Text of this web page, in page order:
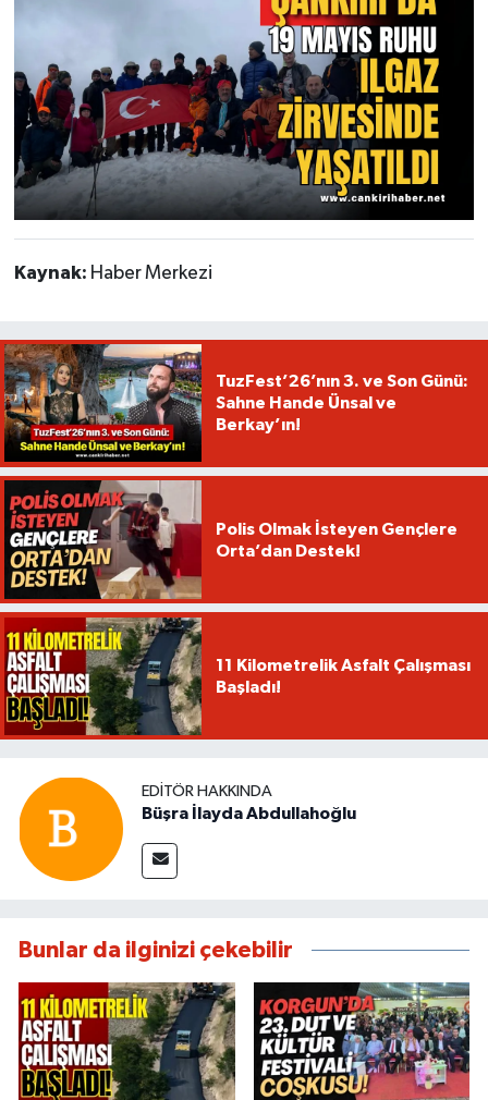
Kaynak: Haber Merkezi
TuzFest’26’nın 3. ve Son Günü:
Sahne Hande Ünsal ve
Berkay’ın!
Polis Olmak İsteyen Gençlere
Orta’dan Destek!
11 Kilometrelik Asfalt Çalışması
Başladı!
EDITÖR HAKKINDA
Büşra İlayda Abdullahoğlu
Bunlar da ilginizi çekebilir